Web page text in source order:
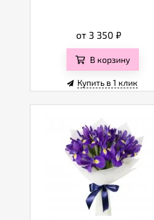
от 3 350 ₽
В корзину
Купить в 1 клик